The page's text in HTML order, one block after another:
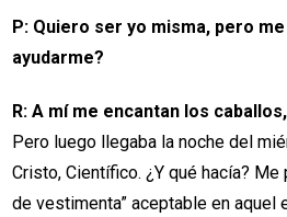
P: Quiero ser yo misma, pero
ayudarme?
R: A mí me encantan los
Pero luego llegaba la noche del
Cristo, Científico. ¿Y qué hacía?
de vestimenta” aceptable en aquel